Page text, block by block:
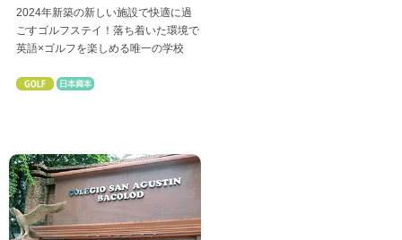
2024年新築の新しい施設で快適に過
ごすゴルフステイ！落ち着いた環境で
英語×ゴルフを楽しめる唯一の学校